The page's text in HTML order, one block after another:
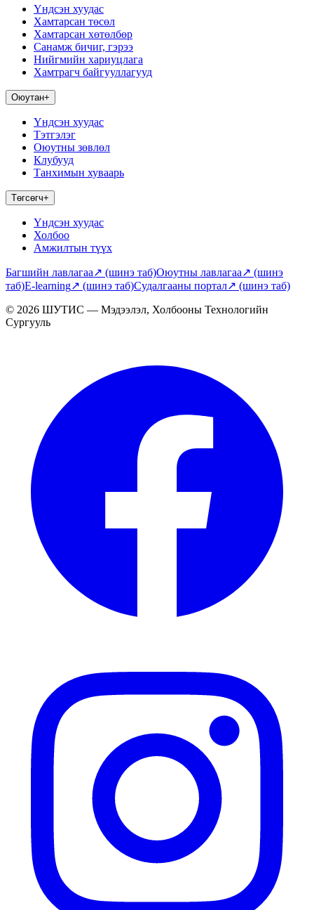
Үндсэн хуудас
Хамтарсан төсөл
Хамтарсан хөтөлбөр
Санамж бичиг, гэрээ
Нийгмийн хариуцлага
Хамтрагч байгууллагууд
Оюутан+
Үндсэн хуудас
Тэтгэлэг
Оюутны зөвлөл
Клубууд
Танхимын хуваарь
Төгсөгч+
Үндсэн хуудас
Холбоо
Амжилтын түүх
Багшийн лавлагаа↗ (шинэ таб)Оюутны лавлагаа↗ (шинэ
таб)E-learning↗ (шинэ таб)Судалгааны портал↗ (шинэ таб)
© 2026 ШУТИС — Мэдээлэл, Холбооны Технологийн
Сургууль